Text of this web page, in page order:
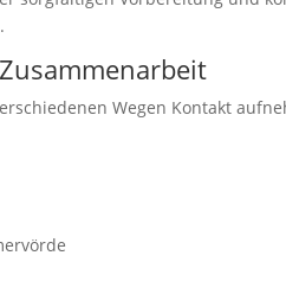
Wegen Kontakt